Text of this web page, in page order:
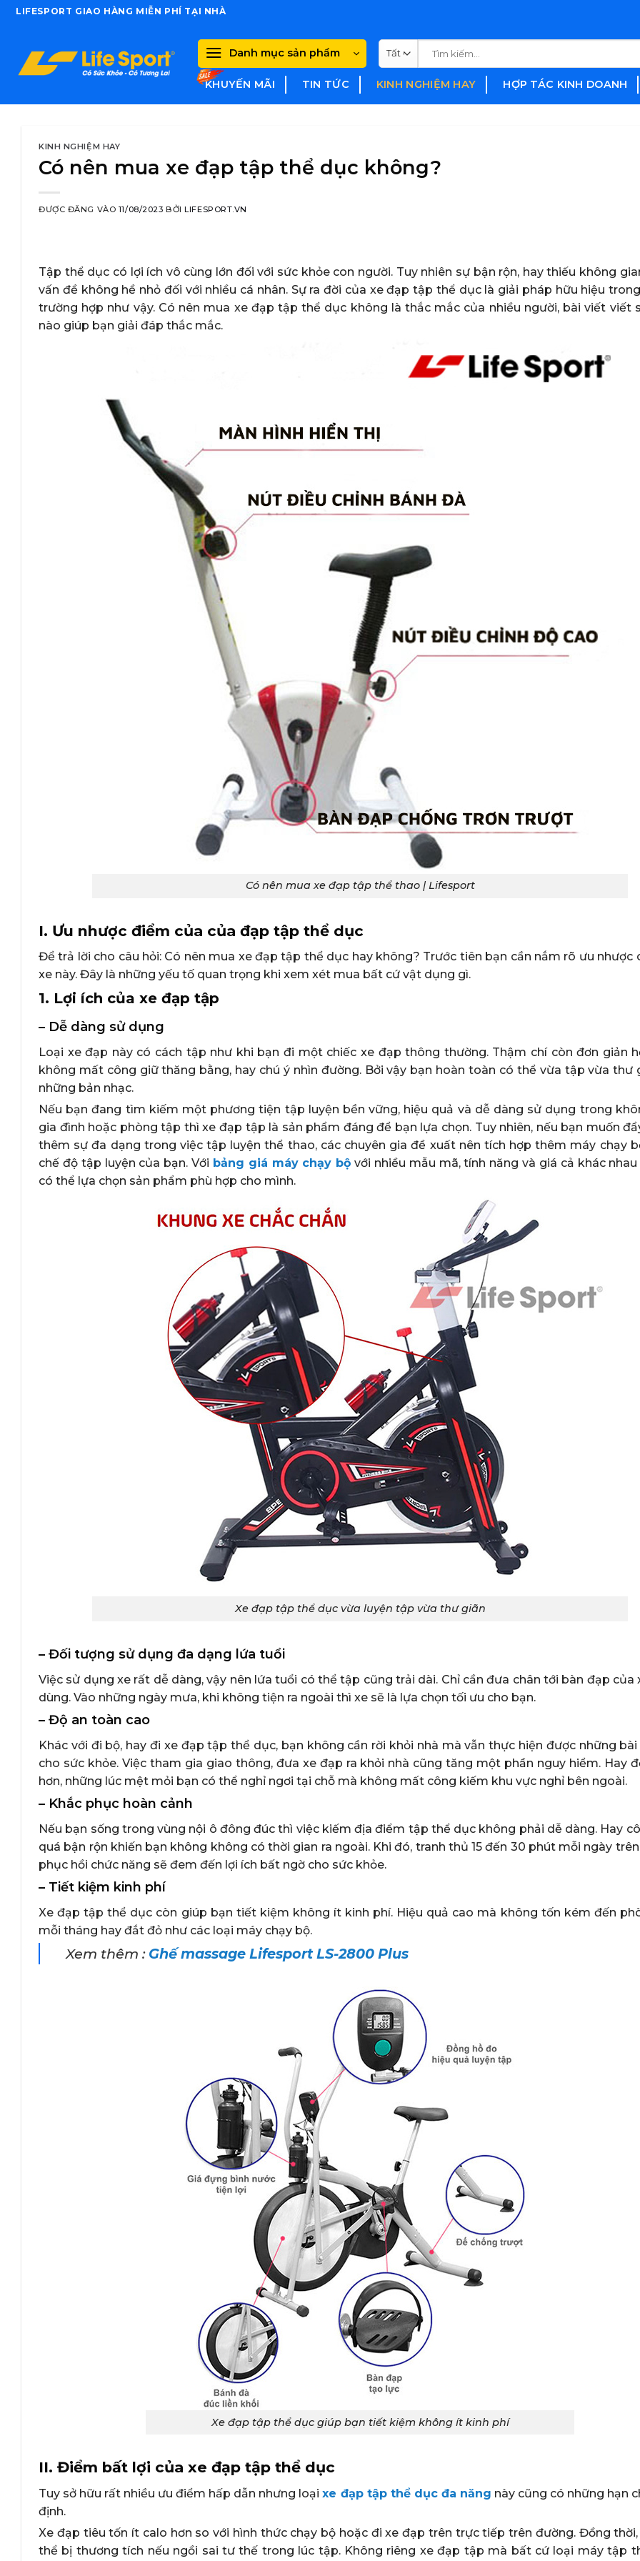
SkipLIFESPORT GIAO HÀNG MIỄN PHÍ TẠI NHÀ
Danh mục sản phẩm
kiếm:
KHUYẾN MÃI TIN TỨC KINH NGHIỆM HAY HỢP TÁC KINH DOANH
KINH NGHIỆM HAY
Có nên mua xe đạp tập thể dục không?
ĐƯỢC ĐĂNG VÀO 11/08/2023 BỞILIFESPORT.VN
Tập thể dục có lợi ích vô cùng lớn đối với sức khỏe con người. Tuy nhiên sự bận rộn, hay thiếu không
vấn đề không hề nhỏ đối với nhiều cá nhân. Sự ra đời của xe đạp tập thể dục là giải pháp hữu hiệu
trường hợp như vậy. Có nên mua xe đạp tập thể dục không là thắc mắc của nhiều người, bài viết viết
nào giúp bạn giải đáp thắc mắc.
Có nên mua xe đạp tập thể thao | Lifesport
I. Ưu nhược điểm của của đạp tập thể dục
Để trả lời cho câu hỏi: Có nên mua xe đạp tập thể dục hay không? Trước tiên bạn cần nắm rõ ưu nhược
xe này. Đây là những yếu tố quan trọng khi xem xét mua bất cứ vật dụng gì.
1. Lợi ích của xe đạp tập
– Dễ dàng sử dụng
Loại xe đạp này có cách tập như khi bạn đi một chiếc xe đạp thông thường. Thậm chí còn đơn giản
không mất công giữ thăng bằng, hay chú ý nhìn đường. Bởi vậy bạn hoàn toàn có thể vừa tập vừa thư
những bản nhạc.
Nếu bạn đang tìm kiếm một phương tiện tập luyện bền vững, hiệu quả và dễ dàng sử dụng trong
gia đình hoặc phòng tập thì xe đạp tập là sản phẩm đáng để bạn lựa chọn. Tuy nhiên, nếu bạn muốn
thêm sự đa dạng trong việc tập luyện thể thao, các chuyên gia đề xuất nên tích hợp thêm máy chạy
chế độ tập luyện của bạn. Với bảng giá máy chạy bộ với nhiều mẫu mã, tính năng và giá cả khác
có thể lựa chọn sản phẩm phù hợp cho mình.
Xe đạp tập thể dục vừa luyện tập vừa thư giãn
– Đối tượng sử dụng đa dạng lứa tuổi
Việc sử dụng xe rất dễ dàng, vậy nên lứa tuổi có thể tập cũng trải dài. Chỉ cần đưa chân tới bàn đạp của
dùng. Vào những ngày mưa, khi không tiện ra ngoài thì xe sẽ là lựa chọn tối ưu cho bạn.
– Độ an toàn cao
Khác với đi bộ, hay đi xe đạp tập thể dục, bạn không cần rời khỏi nhà mà vẫn thực hiện được những
cho sức khỏe. Việc tham gia giao thông, đưa xe đạp ra khỏi nhà cũng tăng một phần nguy hiểm. Hay
hơn, những lúc mệt mỏi bạn có thể nghỉ ngơi tại chỗ mà không mất công kiếm khu vực nghỉ bên ngoài.
– Khắc phục hoàn cảnh
Nếu bạn sống trong vùng nội ô đông đúc thì việc kiếm địa điểm tập thể dục không phải dễ dàng. Hay
quá bận rộn khiến bạn không không có thời gian ra ngoài. Khi đó, tranh thủ 15 đến 30 phút mỗi ngày
phục hồi chức năng sẽ đem đến lợi ích bất ngờ cho sức khỏe.
– Tiết kiệm kinh phí
Xe đạp tập thể dục còn giúp bạn tiết kiệm không ít kinh phí. Hiệu quả cao mà không tốn kém đến
mỗi tháng hay đắt đỏ như các loại máy chạy bộ.
Xem thêm : Ghế massage Lifesport LS-2800 Plus
Xe đạp tập thể dục giúp bạn tiết kiệm không ít kinh phí
II. Điểm bất lợi của xe đạp tập thể dục
Tuy sở hữu rất nhiều ưu điểm hấp dẫn nhưng loạixe đạp tập thể dục đa năng này cũng có những hạn
định.
Xe đạp tiêu tốn ít calo hơn so với hình thức chạy bộ hoặc đi xe đạp trên trực tiếp trên đường. Đồng
thể bị thương tích nếu ngồi sai tư thế trong lúc tập. Không riêng xe đạp tập mà bất cứ loại máy tập